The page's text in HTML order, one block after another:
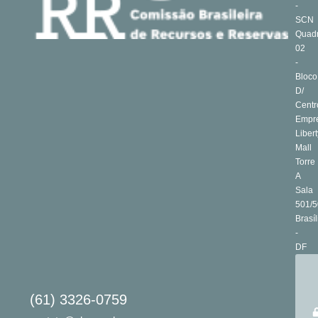
(61) 3326-0759
-
SCN
02
-
Bloco
D/
Mall
Torre
A
Sala
501/
-
DF